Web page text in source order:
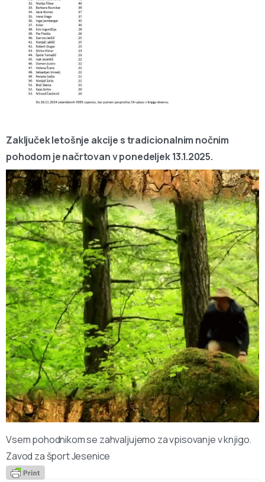
Zaključek letošnje akcije s tradicionalnim nočnim
pohodom je načrtovan v ponedeljek 13.1.2025.
Vsem pohodnikom se zahvaljujemo za vpisovanje v knjigo.
Zavod za šport Jesenice